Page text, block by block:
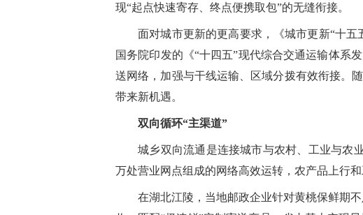
现“起点快速寄存、终点便携取包”的无缝衔接。
面对城市更新的更高要求，《城市更新“十
国务院印发的《“十四五”现代综合交通运输体系
送网络，加强与干线运输、区域分拨有效衔接。
带来新机遇。
双向循环“主渠道”
城乡双向流通是连接城市与农村、工业与农
万处营业网点组成的网络高效运转，农产品上行
在湖北江陵，当地邮政企业针对黄桃保鲜期